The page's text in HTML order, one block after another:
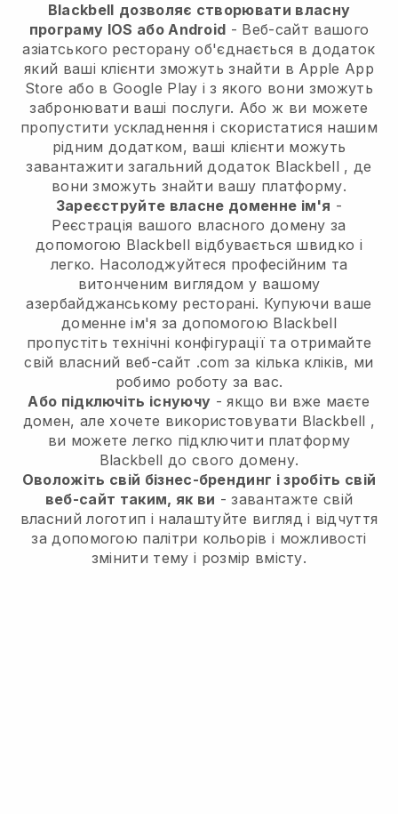
Blackbell дозволяє створювати власну
програму IOS або Android - Веб-сайт вашого
азіатського ресторану об'єднається в додаток
який ваші клієнти зможуть знайти в Apple App
Store або в Google Play і з якого вони зможуть
забронювати ваші послуги. Або ж ви можете
пропустити ускладнення і скористатися нашим
рідним додатком, ваші клієнти можуть
завантажити загальний додаток Blackbell , де
вони зможуть знайти вашу платформу.
Зареєструйте власне доменне ім'я -
Реєстрація вашого власного домену за
допомогою Blackbell відбувається швидко і
легко. Насолоджуйтеся професійним та
витонченим виглядом у вашому
азербайджанському ресторані. Купуючи ваше
доменне ім'я за допомогою Blackbell
пропустіть технічні конфігурації та отримайте
свій власний веб-сайт .com за кілька кліків, ми
робимо роботу за вас.
Або підключіть існуючу - якщо ви вже маєте
домен, але хочете використовувати Blackbell ,
ви можете легко підключити платформу
Blackbell до свого домену.
Оволожіть свій бізнес-брендинг і зробіть свій
веб-сайт таким, як ви - завантажте свій
власний логотип і налаштуйте вигляд і відчуття
за допомогою палітри кольорів і можливості
змінити тему і розмір вмісту.